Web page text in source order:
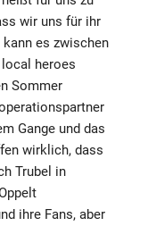
wir uns für ihr
es zwischen
local heroes
Sommer
Gange und das
wirklich, dass
Trubel in
ihre Fans, aber